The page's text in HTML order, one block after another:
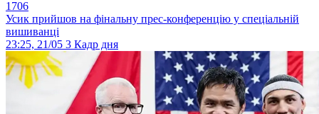
1706
Усик прийшов на фінальну прес-конференцію у спеціальній
вишиванці
23:25, 21/05 3 Кадр дня